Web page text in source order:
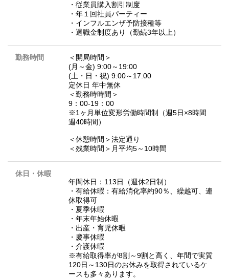
・従業員購入割引制度
・年１回社員パーティー
・インフルエンザ予防接種等
・退職金制度あり（勤続3年以上）
勤務時間
＜開局時間＞
(月～金) 9:00～19:00
(土・日・祝) 9:00～17:00
定休日 年中無休
＜勤務時時間＞
9：00-19：00
※1ヶ月単位変形労働時間制（週5日×8時間
週40時間）
＜休憩時間＞法定通り
＜残業時間＞月平均5～10時間
休日・休暇
年間休日：113日（週休2日制）
・有給休暇：有給消化率約90％、繰越可、連
休取得可
・夏季休暇
・年末年始休暇
・出産・育児休暇
・慶事休暇
・介護休暇
※有給取得率が8割～9割と高く、年間で実質
120日～130日のお休みを取得されているケ
ースも多々あります。